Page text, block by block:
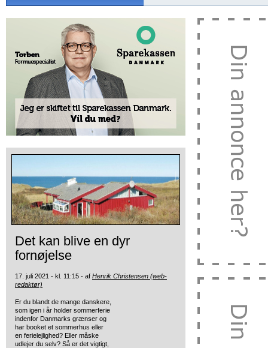
Det kan blive en dyr
fornøjelse
17. juli 2021 - kl. 11:15 - af Henrik Christensen (web-
redaktør)
Er du blandt de mange danskere,
som igen i år holder sommerferie
indenfor Danmarks grænser og
har booket et sommerhus eller
en ferielejlighed? Eller måske
udlejer du selv? Så er det vigtigt,